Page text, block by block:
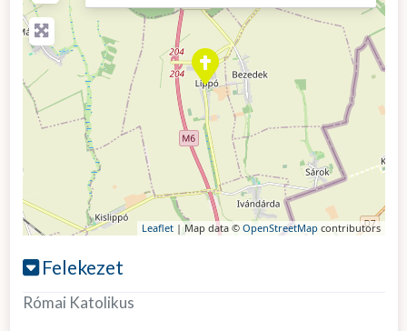
Leaflet| Map data © OpenStreetMap contributors
Felekezet
Római Katolikus